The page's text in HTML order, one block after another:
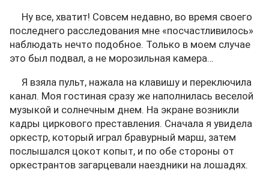
Ну все, хватит! Совсем недавно, во время своего
последнего расследования мне «посчастливилось»
наблюдать нечто подобное. Только в моем случае
это был подвал, а не морозильная камера…
Я взяла пульт, нажала на клавишу и переключила
канал. Моя гостиная сразу же наполнилась веселой
музыкой и солнечным днем. На экране возникли
кадры циркового преставления. Сначала я увидела
оркестр, который играл бравурный марш, затем
послышался цокот копыт, и по обе стороны от
оркестрантов загарцевали наездники на лошадях.